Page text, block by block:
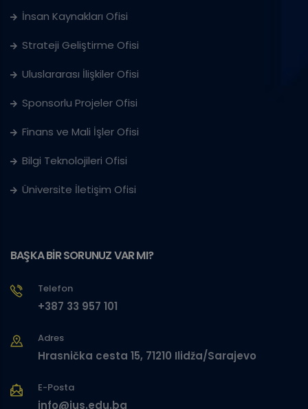
İnsan Kaynakları Ofisi
Strateji Geliştirme Ofisi
Uluslararası İlişkiler Ofisi
Sponsorlu Projeler Ofisi
Finans ve Mali İşler Ofisi
Bilgi Teknolojileri Ofisi
Üniversite İletişim Ofisi
BAŞKA BİR SORUNUZ VAR MI?
Telefon
+387 33 957 101
Adres
Hrasnička cesta 15, 71210 Ilidža/Sarajevo
E-Posta
info@ius.edu.ba